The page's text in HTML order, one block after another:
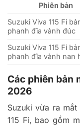
Phiên bản
Suzuki Viva 115 Fi
phanh đĩa vành đúc
Suzuki Viva 115 Fi
phanh đĩa vành nan
Các phiên bản
2026
Suzuki vừa ra
115 Fi, bao gồm